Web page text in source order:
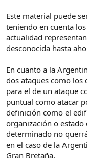
Este material puede
teniendo en cuenta
actualidad
desconocida hasta
En cuanto a la
dos ataques como los
para el de un ataque
puntual como atacar
definición como el
organización o
determinado no
en el caso de la
Gran Bretaña.